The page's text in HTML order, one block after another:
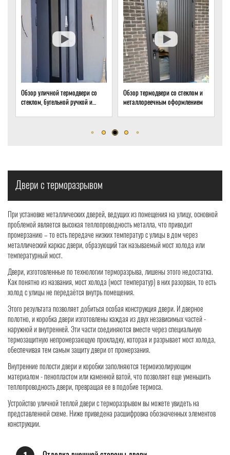
Обзор термодвери со стеклом и
металлореечным оформлением
Обзор термодвери с ковкой и
стеклом для подвала частного
Двери с терморазрывом
При установке металлических дверей, ведущих из помещения на улицу, основной
проблемой является высокая теплопроводность металла, что приводит
промерзанию – то есть передаче низких температур с улицы в дом через
металлический каркас двери, образующий так называемый мост холода или
температурный мост.
Двери, изготовленные по технологии терморазрыва, лишены этого недостатка.
Как понятно из названия, мост холода (мост температур) в них разорван, то есть
холод с улицы не передаётся внутрь помещения.
Этого результата позволяет добиться особая конструкция двери. И дверное
полотно, и коробка двери изготовлены каждая из двух независимых частей -
наружной и внутренней. Эти части соединяются вместе через специальную
термозащитную непромерзающую прокладку, которая и разрывает мост холода,
обеспечивая тем самым защиту двери от промерзания.
Внутренние полости двери и коробки заполняются термоизолирующим
материалом - пенопластом или каменной ватой, что позволяет еще уменьшить
теплопроводность двери, превращая ее в подобие термоса.
Устройство уличной теплой двери с терморазрывом вы можете увидеть на
представленной схеме. Ниже приведена расшифровка обозначенных элементов
конструкции.